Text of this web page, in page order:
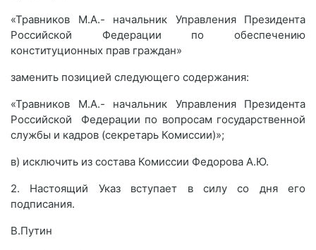
«Травников М.А.- начальник Управления Президента
Российской Федерации по обеспечению
конституционных прав граждан»
заменить позицией следующего содержания:
«Травников М.А.- начальник Управления Президента
Российской Федерации по вопросам государственной
службы и кадров (секретарь Комиссии)»;
в) исключить из состава Комиссии Федорова А.Ю.
2. Настоящий Указ вступает в силу со дня его
подписания.
В.Путин